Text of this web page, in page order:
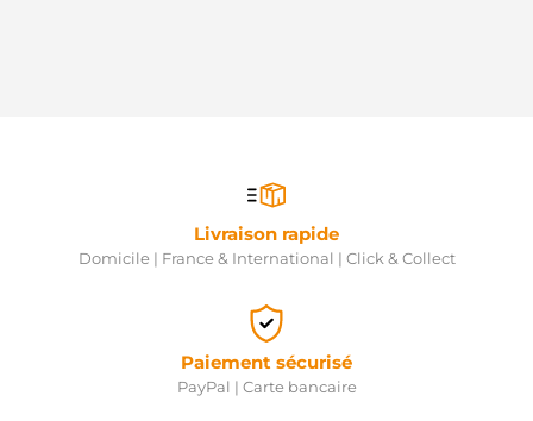
Livraison rapide
Domicile | France & International | Click & Collect
Paiement sécurisé
PayPal | Carte bancaire